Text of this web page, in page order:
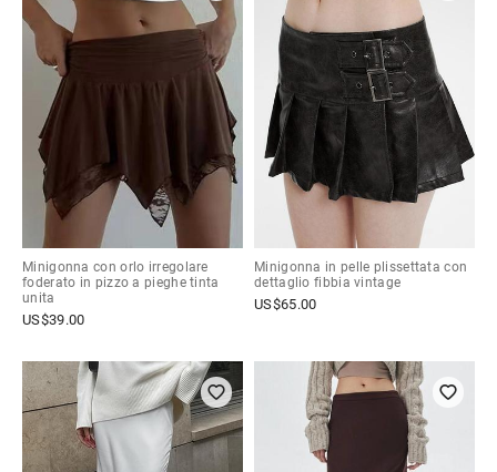
Minigonna con orlo irregolare
foderato in pizzo a pieghe tinta
unita
US$39.00
Minigonna in pelle plissettata con
dettaglio fibbia vintage
US$65.00